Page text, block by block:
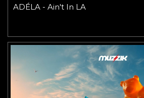
ADÉLA - Ain't In LA